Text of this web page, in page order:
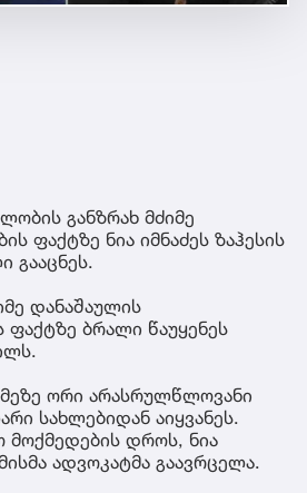
განზრახ მძიმე
ფაქტზე ნია იმნაძეს ზაჰესის
გააცნეს.
დანაშაულის
ფაქტზე ბრალი წაუყენეს
ორი არასრულწლოვანი
სახლებიდან აიყვანეს.
მოქმედების დროს, ნია
ადვოკატმა გაავრცელა.